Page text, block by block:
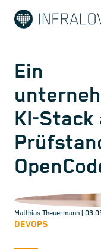
Ein
KI-Stack
Matthias Theuermann |
DEVOPS